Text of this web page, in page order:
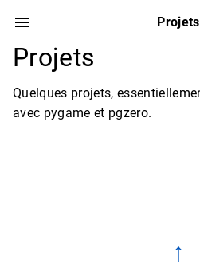
Projets
Projets
Quelques projets,
avec pygame et pgzero.
↑